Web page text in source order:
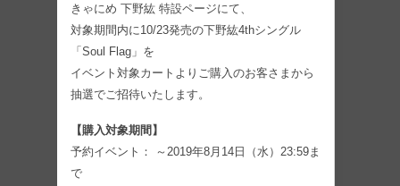
きゃにめ 下野紘 特設ページにて、
対象期間内に10/23発売の下野紘4thシングル
「Soul Flag」を
イベント対象カートよりご購入のお客さまから
抽選でご招待いたします。
【購入対象期間】
予約イベント： ～2019年8月14日（水）23:59ま
で